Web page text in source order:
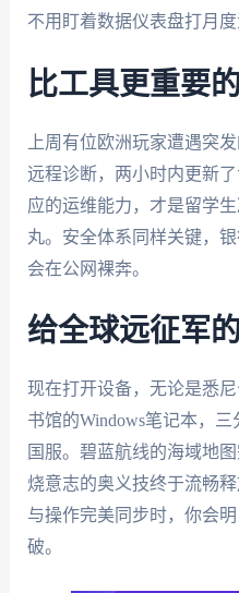
不用盯着数据仪表盘打月度
比工具更重要
上周有位欧洲玩家遭遇突
远程诊断，两小时内更新
应的运维能力，才是留学
丸。安全体系同样关键，
会在公网裸奔。
给全球远征军
现在打开设备，无论是悉
书馆的Windows笔记本，
国服。碧蓝航线的海域地
烧意志的奥义技终于流畅
与操作完美同步时，你会
破。